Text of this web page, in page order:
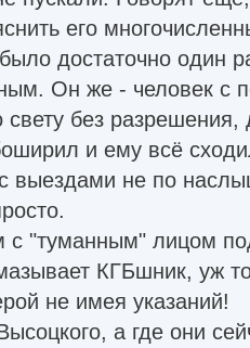
его
достаточно один
Он же - человек с
без
и ему всё
выездами не по
"туманным" лицом
КГБшник, уж
не имея указаний!
а где они